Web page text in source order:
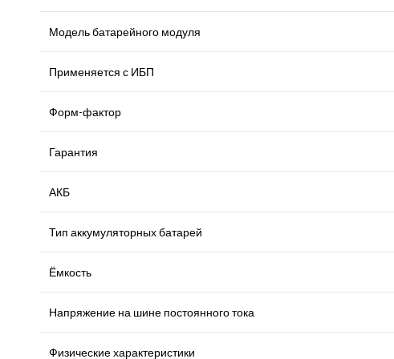
Модель батарейного модуля
Применяется с ИБП
Форм-фактор
Гарантия
АКБ
Тип аккумуляторных батарей
Ёмкость
Напряжение на шине постоянного тока
Физические характеристики